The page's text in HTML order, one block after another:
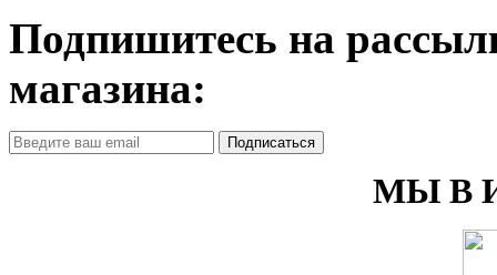
Подпишитесь на
магазина:
Подписаться
МЫ В